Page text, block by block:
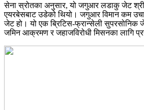
सेना स्रोतका अनुसार, यो जगुआर लडाकु जेट
एयरबेसबाट उडेको थियो। जगुआर विमान कम
जेट हो। यो एक ब्रिटिस-फ्रान्सेली सुपरसोनिक
जमिन आक्रमण र जहाजविरोधी मिसनका लागि